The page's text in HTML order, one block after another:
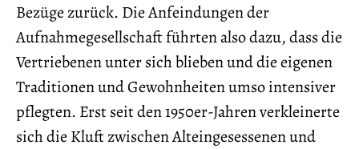
Bezüge zurück. Die Anfeindungen der
Aufnahmegesellschaft führten also dazu, dass die
Vertriebenen unter sich blieben und die eigenen
Traditionen und Gewohnheiten umso intensiver
pflegten. Erst seit den 1950er-Jahren verkleinerte
sich die Kluft zwischen Alteingesessenen und